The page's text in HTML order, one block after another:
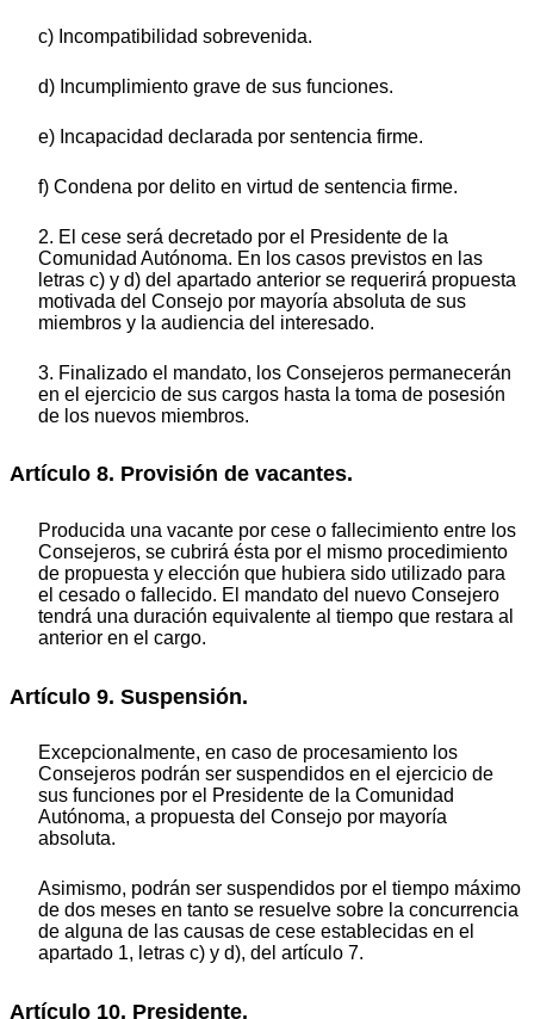
c) Incompatibilidad sobrevenida.
d) Incumplimiento grave de sus funciones.
e) Incapacidad declarada por sentencia firme.
f) Condena por delito en virtud de sentencia firme.
2. El cese será decretado por el Presidente de la
Comunidad Autónoma. En los casos previstos en las
letras c) y d) del apartado anterior se requerirá propuesta
motivada del Consejo por mayoría absoluta de sus
miembros y la audiencia del interesado.
3. Finalizado el mandato, los Consejeros permanecerán
en el ejercicio de sus cargos hasta la toma de posesión
de los nuevos miembros.
Artículo 8. Provisión de vacantes.
Producida una vacante por cese o fallecimiento entre los
Consejeros, se cubrirá ésta por el mismo procedimiento
de propuesta y elección que hubiera sido utilizado para
el cesado o fallecido. El mandato del nuevo Consejero
tendrá una duración equivalente al tiempo que restara al
anterior en el cargo.
Artículo 9. Suspensión.
Excepcionalmente, en caso de procesamiento los
Consejeros podrán ser suspendidos en el ejercicio de
sus funciones por el Presidente de la Comunidad
Autónoma, a propuesta del Consejo por mayoría
absoluta.
Asimismo, podrán ser suspendidos por el tiempo máximo
de dos meses en tanto se resuelve sobre la concurrencia
de alguna de las causas de cese establecidas en el
apartado 1, letras c) y d), del artículo 7.
Artículo 10. Presidente.